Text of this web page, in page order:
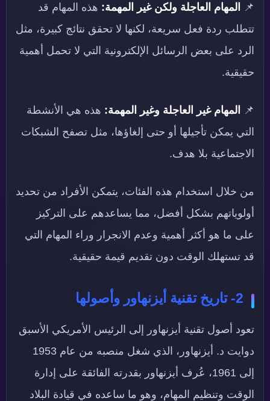
📌 المهام العاجلة ولكن غير المهمة: هذه المهام قد
تتطلب ردة فعل سريعة، لكنها لا تحقق نتائج كبيرة، مثل
الرد على بعض الرسائل الإلكترونية التي لا تحمل أهمية
حقيقية.
📌 المهام غير العاجلة وغير المهمة: هذه هي الأنشطة
التي يمكن تأجيلها أو حتى إلغاؤها، مثل تصفح الشبكات
الاجتماعية بلا هدف.
من خلال استخدام هذه الفئات، يتمكن الأفراد من تحديد
أولوياتهم بشكل أفضل، مما يساعدهم على التركيز
على ما هو أكثر أهمية وعدم الانجرار وراء المهام التي
قد تستهلك الوقت دون تقديم قيمة حقيقية.
2- تاريخ تقنية أيزنهاور وأصولها
تعود أصول تقنية أيزنهاور إلى الرئيس الأمريكي الأسبق
دوايت د. أيزنهاور، الذي شغل منصبه من عام 1953
إلى 1961، عُرف أيزنهاور بقدرته الفائقة على إدارة
الوقت وتنظيم المهام، وهو ما ساعده في قيادة البلاد